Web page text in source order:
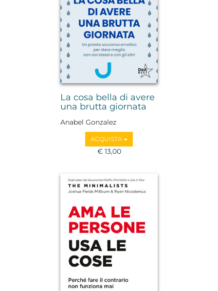
La cosa bella di avere
una brutta giornata
Anabel Gonzalez
ACQUISTA
€ 13,00